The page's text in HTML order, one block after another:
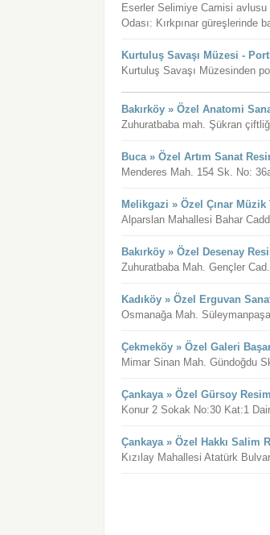
Eserler Selimiye Camisi
Odası: Kırkpınar güreşlerinde
Kurtuluş Savaşı Müzesi -
Kurtuluş Savaşı Müzesinden
Bakırköy » Özel Anatomi
Zuhuratbaba mah. Şükran
Buca » Özel Artım Sanat
Menderes Mah. 154 Sk. No:
Melikgazi » Özel Çınar
Alparslan Mahallesi Bahar
Bakırköy » Özel Desenay
Zuhuratbaba Mah. Gençler
Kadıköy » Özel Erguvan
Osmanağa Mah.
Çekmeköy » Özel Galeri
Mimar Sinan Mah. Gündoğdu
Çankaya » Özel Gürsoy
Konur 2 Sokak No:30 Kat:1
Çankaya » Özel Hakkı Salim
Kızılay Mahallesi Atatürk